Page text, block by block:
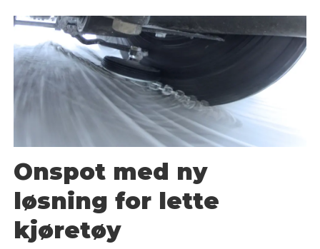
Onspot med ny
løsning for lette
kjøretøy